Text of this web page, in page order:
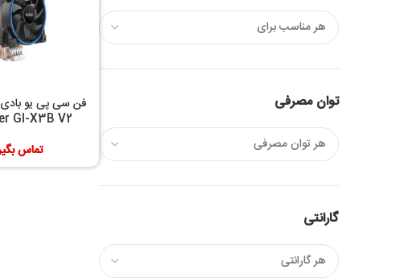
توان مصرفی
گارانتی
فن سی پی یو
GI-X3B V2
تماس